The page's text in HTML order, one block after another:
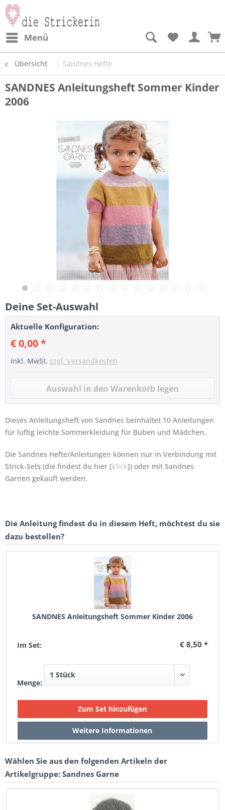
Menü
Übersicht Sandnes Hefte
SANDNES Anleitungsheft Sommer Kinder
2006
Deine Set-Auswahl
Aktuelle Konfiguration:
€ 0,00 *
inkl. MwSt. zzgl. Versandkosten
Dieses Anleitungsheft von Sandnes beinhaltet 10 Anleitungen
für luftig leichte Sommerkleidung für Buben und Mädchen.
Die Sandnes Hefte/Anleitungen können nur in Verbindung mit
Strick-Sets (die findest du hier [klick]) oder mit Sandnes
Garnen gekauft werden.
Die Anleitung findest du in diesem Heft, möchtest du sie
dazu bestellen?
SANDNES Anleitungsheft Sommer Kinder 2006
Im Set: € 8,50 *
Menge:
Wählen Sie aus den folgenden Artikeln der
Artikelgruppe: Sandnes Garne